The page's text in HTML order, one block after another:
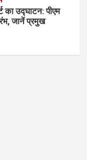
का उद्घाटन: पीएम
जानें प्रमुख